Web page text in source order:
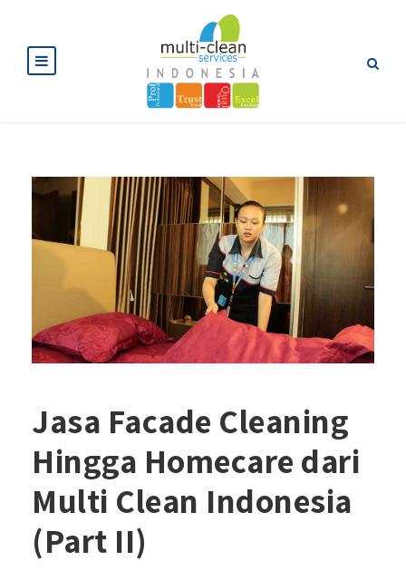
Jasa Facade Cleaning
Hingga Homecare dari
Multi Clean Indonesia
(Part II)